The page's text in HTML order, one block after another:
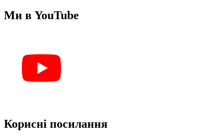
Ми в YouTube
Корисні посилання